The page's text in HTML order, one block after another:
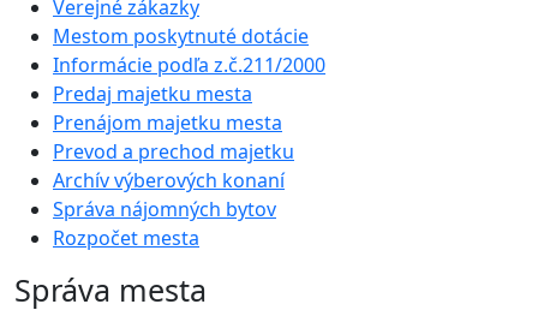
Verejné zákazky
Mestom poskytnuté dotácie
Informácie podľa z.č.211/2000
Predaj majetku mesta
Prenájom majetku mesta
Prevod a prechod majetku
Archív výberových konaní
Správa nájomných bytov
Rozpočet mesta
Správa mesta